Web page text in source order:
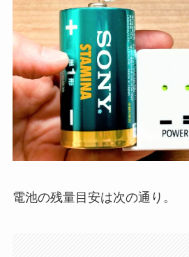
電池の残量目安は次の通り。